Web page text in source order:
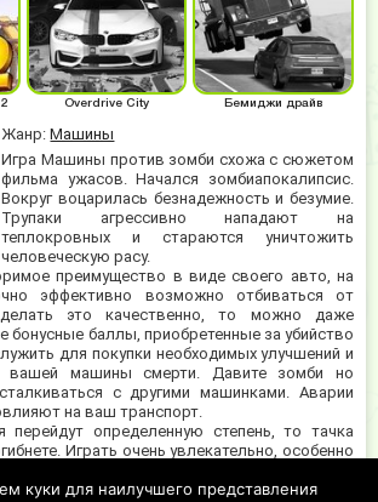
Жанр:Машины
Игра Машины против зомби схожа с сюжетом
фильма ужасов. Начался зомбиапокалипсис.
Вокруг воцарилась безнадежность и безумие.
Трупаки агрессивно нападают на
теплокровных и стараются уничтожить
человеческую расу.
преимущество в виде своего авто, на
эффективно возможно отбиваться от
это качественно, то можно даже
бонусные баллы, приобретенные за убийство
для покупки необходимых улучшений и
вашей машины смерти. Давите зомби но
с другими машинками. Аварии
на ваш транспорт.
перейдут определенную степень, то тачка
Играть очень увлекательно, особенно
В игре Машины против зомби есть
Overdrive City Бемиджи драйв
куки для наилучшего представления